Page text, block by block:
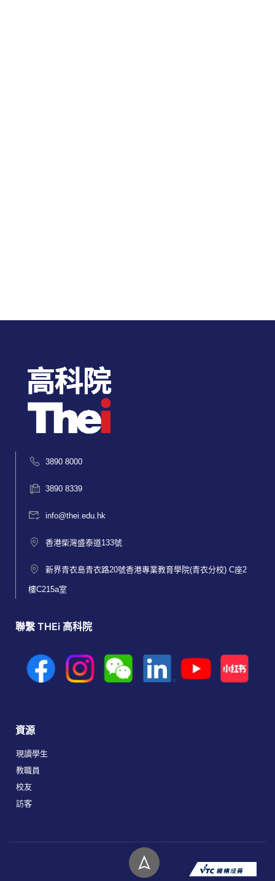
3890 8000
3890 8339
info@thei.edu.hk
香港柴灣盛泰道133號
新界青衣島青衣路20號香港專業教育學院(青衣分校) C座2
樓C215a室
聯繫 THEi 高科院
資源
現讀學生
教職員
校友
訪客